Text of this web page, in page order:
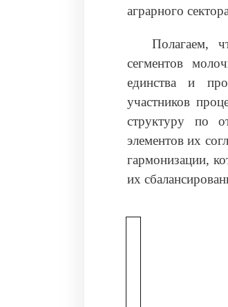
аграрного
Полагаем,
сегментов
единства и
участников
структуру по
элементов их
гармонизации,
их